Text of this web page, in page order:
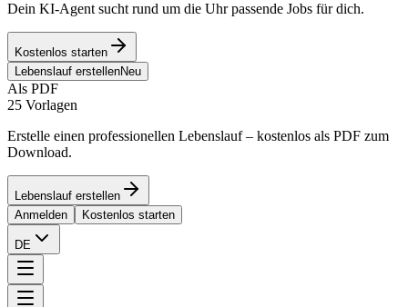
Dein KI-Agent sucht rund um die Uhr passende Jobs für dich.
Kostenlos starten
Lebenslauf erstellenNeu
Als PDF
25 Vorlagen
Erstelle einen professionellen Lebenslauf – kostenlos als PDF zum
Download.
Lebenslauf erstellen
Anmelden
Kostenlos starten
DE